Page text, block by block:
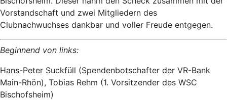
Vorstandschaft und zwei Mitgliedern des
Clubnachwuchses dankbar und voller Freude entgegen.
Beginnend von links:
Hans-Peter Suckfüll (Spendenbotschafter der VR-Bank
Main-Rhön), Tobias Rehm (1. Vorsitzender des WSC
Bischofsheim)